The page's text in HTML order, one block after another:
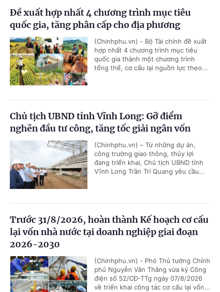
Đề xuất hợp nhất 4 chương trình mục tiêu
quốc gia, tăng phân cấp cho địa phương
(Chinhphu.vn) - Bộ Tài chính đề xuất
hợp nhất 4 chương trình mục tiêu
quốc gia thành một chương trình
tổng thể, cơ cấu lại nguồn lực theo...
Chủ tịch UBND tỉnh Vĩnh Long: Gỡ điểm
nghẽn đầu tư công, tăng tốc giải ngân vốn
(Chinhphu.vn) – Từ những dự án,
công trường giao thông, thủy lợi
đang triển khai, Chủ tịch UBND tỉnh
Vĩnh Long Trần Trí Quang yêu cầu...
Trước 31/8/2026, hoàn thành Kế hoạch cơ cấu
lại vốn nhà nước tại doanh nghiệp giai đoạn
2026-2030
(Chinhphu.vn) - Phó Thủ tướng Chính
phủ Nguyễn Văn Thắng vừa ký Công
điện số 52/CĐ-TTg ngày 07/8/2026
về triển khai công tác cơ cấu lại vốn...